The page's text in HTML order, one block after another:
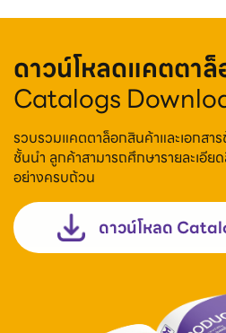
ดาวน์โหลดแคตตา
Catalogs
รวบรวมแคตตาล็อกสินค้าและเอกส
ชั้นนำ ลูกค้าสามารถศึกษารายละเอีย
อย่างครบถ้วน
ดาวน์โหลด